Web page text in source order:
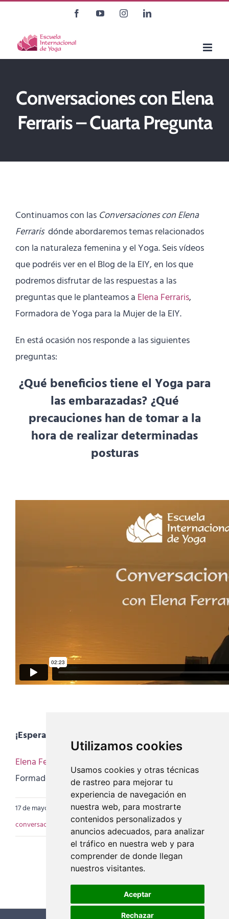
Utilizamos cookies
Usamos cookies y otras técnicas
de rastreo para mejorar tu
experiencia de navegación en
nuestra web, para mostrarte
contenidos personalizados y
anuncios adecuados, para analizar
el tráfico en nuestra web y para
comprender de donde llegan
nuestros visitantes.
Aceptar
Rechazar
contenido
FacebookYouTubeInstagramLinkedIn
Conversaciones con Elena
Ferraris – Cuarta Pregunta
Continuamos con las Conversaciones con Elena
Ferrarisdónde abordaremos temas relacionados
con la naturaleza femenina y el Yoga. Seis vídeos
que podréis ver en el Blog de la EIY, en los que
podremos disfrutar de las respuestas a las
preguntas que le planteamos a Elena Ferraris,
Formadora de Yoga para la Mujer de la EIY.
En está ocasión nos responde a las siguientes
preguntas:
¿Qué beneficios tiene el Yoga para
las embarazadas? ¿Qué
precauciones han de tomar a la
hora de realizar determinadas
posturas
¡Esperamos vuestros comentarios!
Elena Ferraris
Formadora de Yoga para la Mujer
17 de mayo de 2017 | Categorías:Consultorio | Etiquetas:
conversaciones
elena ferraris,entrevista,mujer y Yoga